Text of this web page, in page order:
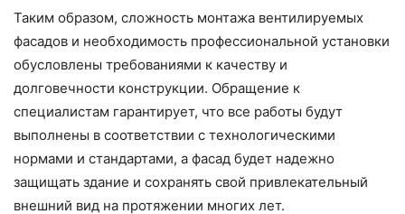
Таким образом, сложность монтажа вентилируемых
фасадов и необходимость профессиональной установки
обусловлены требованиями к качеству и
долговечности конструкции. Обращение к
специалистам гарантирует, что все работы будут
выполнены в соответствии с технологическими
нормами и стандартами, а фасад будет надежно
защищать здание и сохранять свой привлекательный
внешний вид на протяжении многих лет.